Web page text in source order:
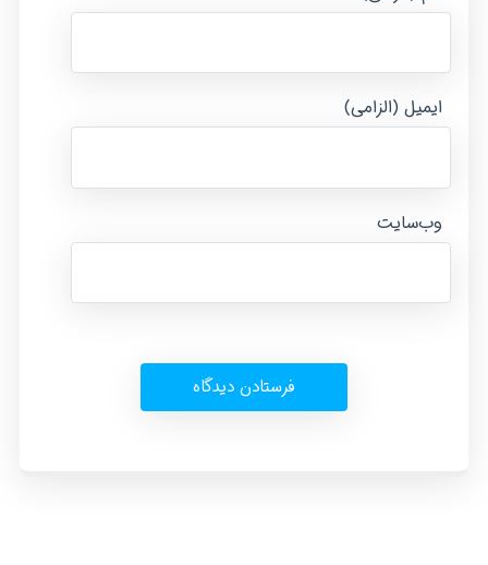
ایمیل (الزامی)
وب‌سایت